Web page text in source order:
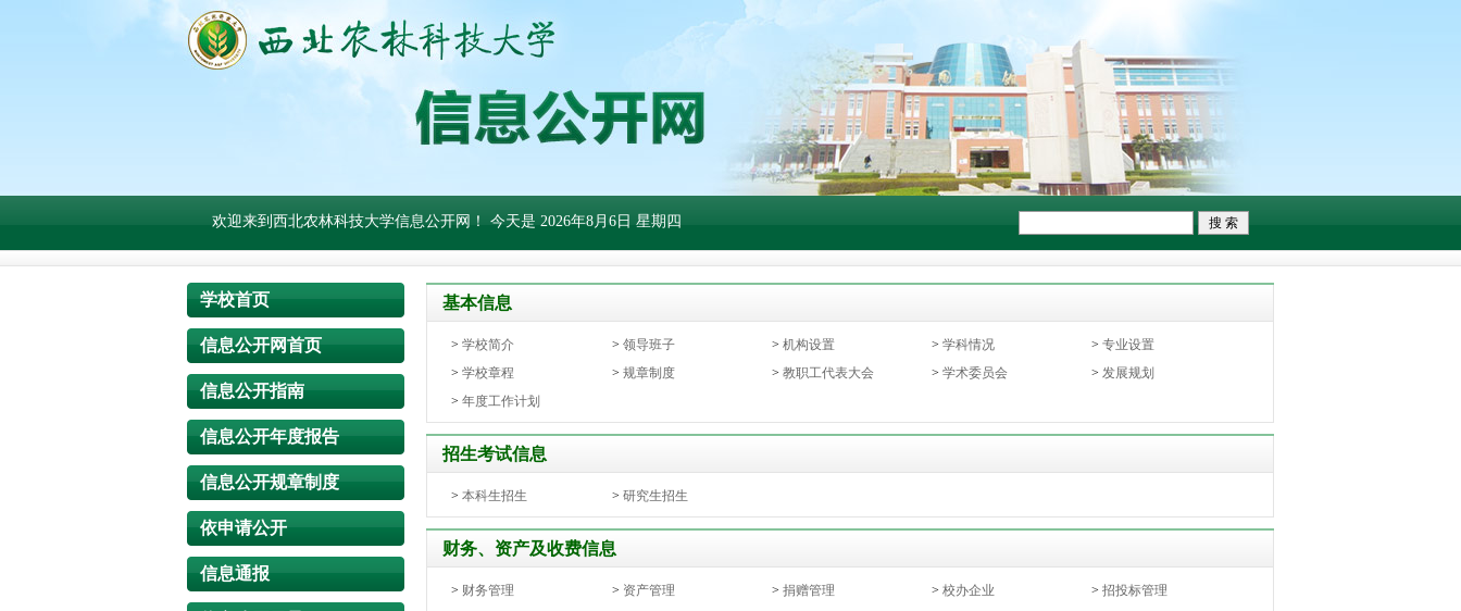
欢迎来到西北农林科技大学信息公开网！ 今天是 2026年8月6日 星期四
学校首页
信息公开网首页
信息公开指南
信息公开年度报告
信息公开规章制度
依申请公开
信息通报
基本信息
> 学校简介 > 领导班子 > 机构设置 > 学科情况 > 专业设置
> 学校章程 > 规章制度 > 教职工代表大会 > 学术委员会 > 发展规划
> 年度工作计划
招生考试信息
> 本科生招生 > 研究生招生
财务、资产及收费信息
> 财务管理 > 资产管理 > 捐赠管理 > 校办企业 > 招投标管理